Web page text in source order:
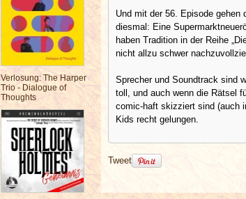
Verlosung: The Harper
Trio - Dialogue of
Thoughts
Und mit der 56. Episode gehen
diesmal: Eine
haben Tradition in der Reihe
nicht allzu schwer
Sprecher und Soundtrack sind
toll, und auch wenn die Rätsel
comic-haft skizziert sind (auch
Kids recht gelungen.
Tweet